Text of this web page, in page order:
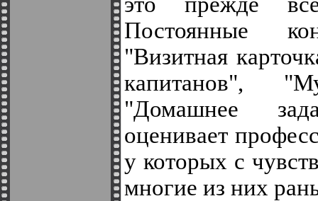
Постоянные
"Визитная
капитанов",
"Домашнее
оценивает
у которых с
многие из них